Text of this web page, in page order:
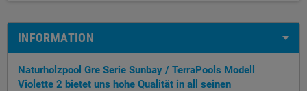
INFORMATION
Naturholzpool Gre Serie Sunbay / TerraPools Modell
Violette 2 bietet uns hohe Qualität in all seinen